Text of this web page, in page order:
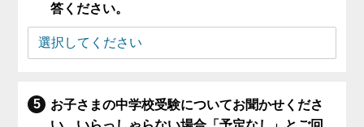
答ください。
お子さまの中学校受験についてお聞かせくださ